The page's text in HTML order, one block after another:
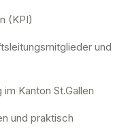
(KPI)
und
Kanton St.Gallen
und praktisch